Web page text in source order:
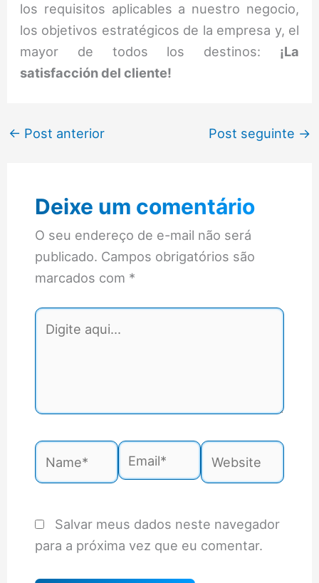
los requisitos aplicables a nuestro negocio,
los objetivos estratégicos de la empresa y, el
mayor de todos los destinos: ¡La
satisfacción del cliente!
← Post anterior Post seguinte →
Deixe um comentário
O seu endereço de e-mail não será
publicado. Campos obrigatórios são
marcados com *
Digite
aqui...
Name* Email* Website
Salvar meus dados neste navegador
para a próxima vez que eu comentar.